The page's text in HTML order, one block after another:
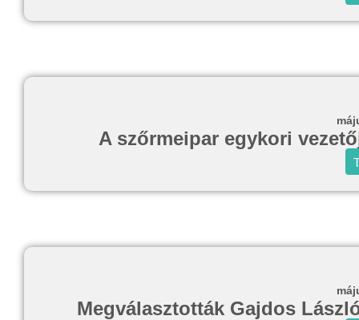
A szőrmeipar egykori
Megválasztották Gajdos